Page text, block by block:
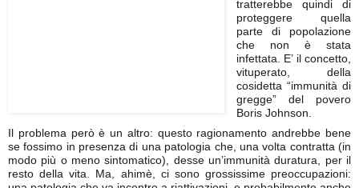
tratterebbe quindi di
proteggere quella
parte di popolazione
che non è stata
infettata. E’ il concetto,
vituperato, della
cosidetta “immunità di
gregge” del povero
Boris Johnson.
Il problema però è un altro: questo ragionamento andrebbe bene
se fossimo in presenza di una patologia che, una volta contratta (in
modo più o meno sintomatico), desse un’immunità duratura, per il
resto della vita. Ma, ahimè, ci sono grossissime preoccupazioni: